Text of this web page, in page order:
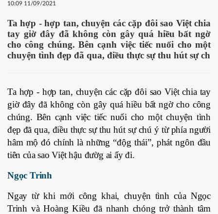
10:09 11/09/2021
Ta hợp - hợp tan, chuyện các cặp đôi sao Việt chia
tay giờ đây đã không còn gây quá hiều bất ngờ
cho công chúng. Bên cạnh việc tiếc nuối cho một
chuyện tình đẹp đã qua, điều thực sự thu hút sự ch
Ta hợp - hợp tan, chuyện các cặp đôi sao Việt chia tay
giờ đây đã không còn gây quá hiều bất ngờ cho công
chúng. Bên cạnh việc tiếc nuối cho một chuyện tình
đẹp đã qua, điều thực sự thu hút sự chú ý từ phía người
hâm mộ đó chính là những “độg thái”, phát ngôn đầu
tiên của sao Việt hậu đườg ai ấy đi.
Ngọc Trinh
Ngay từ khi mới công khai, chuyện tình của Ngọc
Trinh và Hoàng Kiều đã nhanh chóng trở thành tâm